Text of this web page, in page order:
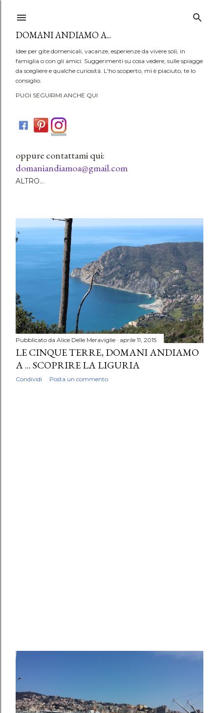
DOMANI ANDIAMO A...
Idee per gite domenicali, vacanze, esperienze da vivere soli, in
famiglia o con gli amici. Suggerimenti su cosa vedere, sulle spiagge
da scegliere e qualche curiosità. L'ho scoperto, mi è piaciuto, te lo
consiglio.
PUOI SEGUIRMI ANCHE QUI
oppure contattami qui:
domaniandiamoa@gmail.com
ALTRO…
P
t
Pubblicato da Alice Delle Meraviglie aprile 11, 2015
LE CINQUE TERRE, DOMANI ANDIAMO
A ... SCOPRIRE LA LIGURIA
Condividi Posta un commento